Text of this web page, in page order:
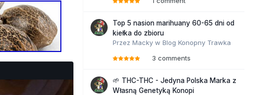
Top 5 nasion marihuany 60-65 dni od
kiełka do zbioru
Przez Macky w Blog Konopny Trawka
3 comments
🌱 THC-THC - Jedyna Polska Marka z
Własną Genetyką Konopi